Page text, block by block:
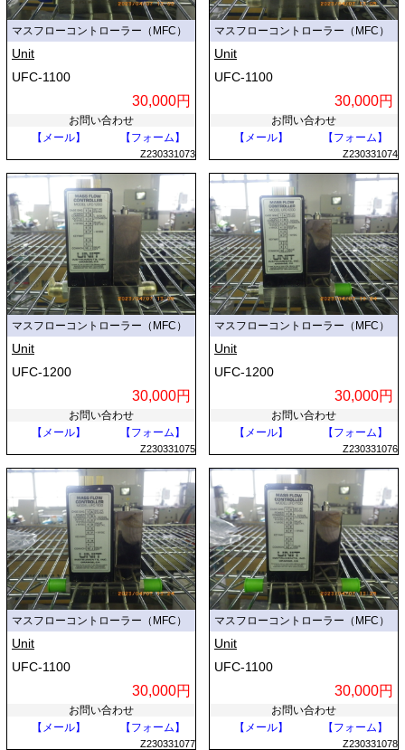
マスフローコントローラー（MFC）
Unit
UFC-1100
30,000円
お問い合わせ
【メール】
【フォーム】
Z230331073
マスフローコントローラー（MFC）
Unit
UFC-1100
30,000円
お問い合わせ
【メール】
【フォーム】
Z230331074
マスフローコントローラー（MFC）
Unit
UFC-1200
30,000円
お問い合わせ
【メール】
【フォーム】
Z230331075
マスフローコントローラー（MFC）
Unit
UFC-1200
30,000円
お問い合わせ
【メール】
【フォーム】
Z230331076
マスフローコントローラー（MFC）
Unit
UFC-1100
30,000円
お問い合わせ
【メール】
【フォーム】
Z230331077
マスフローコントローラー（MFC）
Unit
UFC-1100
30,000円
お問い合わせ
【メール】
【フォーム】
Z230331078